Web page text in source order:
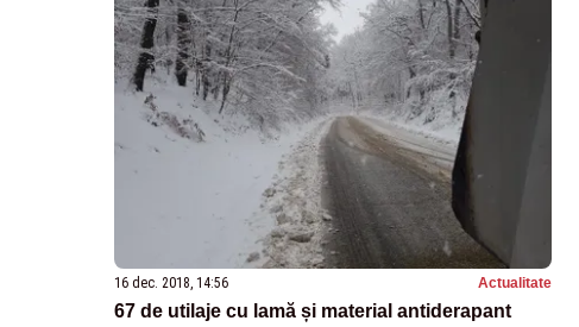
16 dec. 2018, 14:56 Actualitate
67 de utilaje cu lamă și material antiderapant